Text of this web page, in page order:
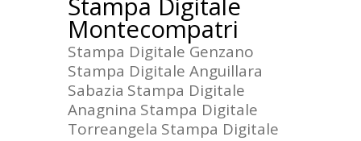
Stampa Digitale
Montecompatri
Stampa Digitale Genzano
Stampa Digitale Anguillara
Sabazia Stampa Digitale
Anagnina Stampa Digitale
Torreangela Stampa Digitale